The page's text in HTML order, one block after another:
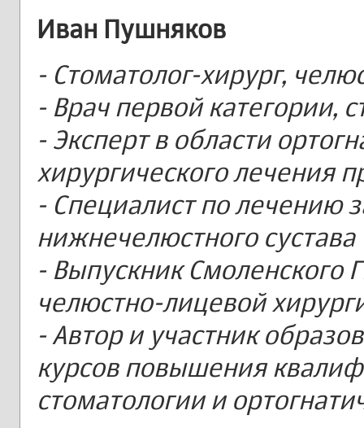
Иван Пушняков
- Стоматолог-хирург,
- Врач первой категории,
- Эксперт в области
хирургического лечения
- Специалист по лечению
нижнечелюстного
- Выпускник Смоленского
челюстно-лицевой
- Автор и участник
курсов повышения
стоматологии и